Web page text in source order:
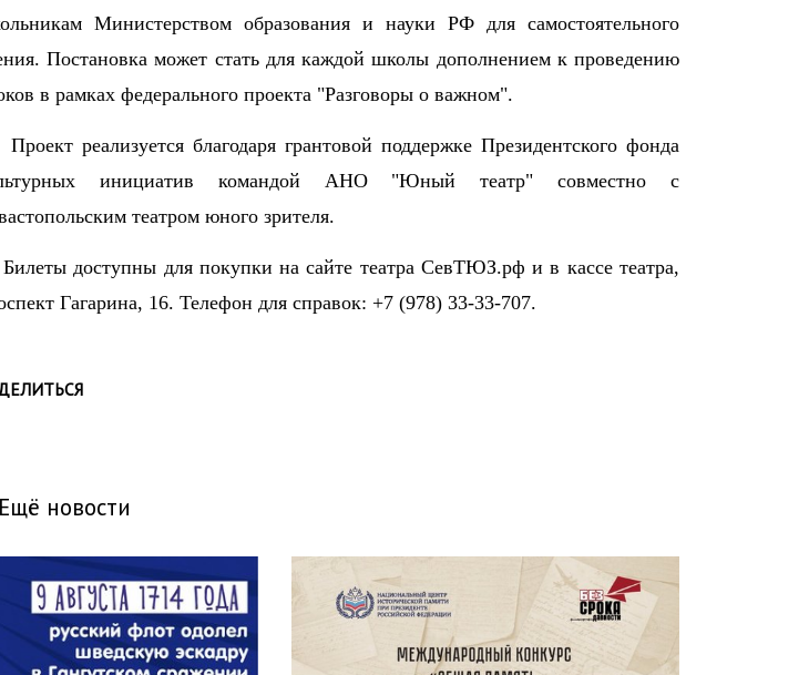
Министерством образования и науки РФ для самостоятельного
Постановка может стать для каждой школы дополнением к проведению
в рамках федерального проекта "Разговоры о важном".
реализуется благодаря грантовой поддержке Президентского фонда
инициатив командой АНО "Юный театр" совместно с
театром юного зрителя.
доступны для покупки на сайте театра СевТЮЗ.рф и в кассе театра,
Гагарина, 16. Телефон для справок: +7 (978) 33-33-707.
Ещё новости